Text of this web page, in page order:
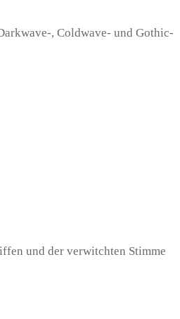
, Coldwave- und Gothic-
und der verwitchten Stimme